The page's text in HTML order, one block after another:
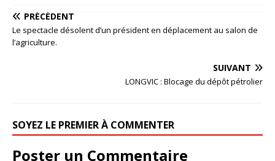
PRÉCÉDENT
Le spectacle désolent d’un président en déplacement au salon de
l’agriculture.
SUIVANT
LONGVIC : Blocage du dépôt pétrolier
SOYEZ LE PREMIER À COMMENTER
Poster un Commentaire